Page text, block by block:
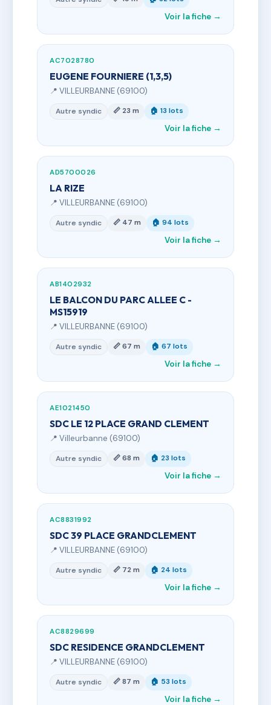
Voir la fiche →
AC7028780
EUGENE FOURNIERE (1,3,5)
📍 VILLEURBANNE (69100)
Autre syndic 📏 23 m 🏠 13 lots
Voir la fiche →
AD5700026
LA RIZE
📍 VILLEURBANNE (69100)
Autre syndic 📏 47 m 🏠 94 lots
Voir la fiche →
AB1402932
LE BALCON DU PARC ALLEE C -
MS15919
📍 VILLEURBANNE (69100)
Autre syndic 📏 67 m 🏠 67 lots
Voir la fiche →
AE1021450
SDC LE 12 PLACE GRAND CLEMENT
📍 Villeurbanne (69100)
Autre syndic 📏 68 m 🏠 23 lots
Voir la fiche →
AC8831992
SDC 39 PLACE GRANDCLEMENT
📍 VILLEURBANNE (69100)
Autre syndic 📏 72 m 🏠 24 lots
Voir la fiche →
AC8829699
SDC RESIDENCE GRANDCLEMENT
📍 VILLEURBANNE (69100)
Autre syndic 📏 87 m 🏠 53 lots
Voir la fiche →